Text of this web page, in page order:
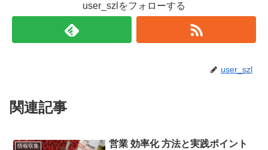
user_szlをフォローする
user_szl
関連記事
情報収集
営業 効率化 方法と実践ポイント